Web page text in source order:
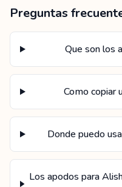
Preguntas
Que son los
Como copiar
Donde puedo
Los apodos para